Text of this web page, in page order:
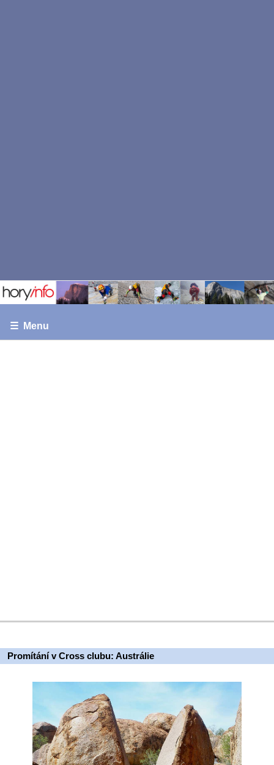
☰ Menu
Promítání v Cross clubu: Austrálie